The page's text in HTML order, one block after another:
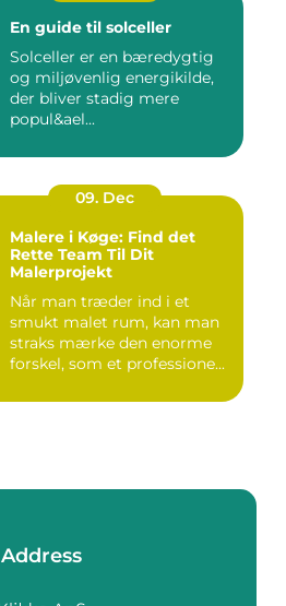
En guide til solceller
Solceller er en bæredygtig
og miljøvenlig energikilde,
der bliver stadig mere
popul&ael...
09. Dec
Malere i Køge: Find det
Rette Team Til Dit
Malerprojekt
Når man træder ind i et
smukt malet rum, kan man
straks mærke den enorme
forskel, som et professione...
Address